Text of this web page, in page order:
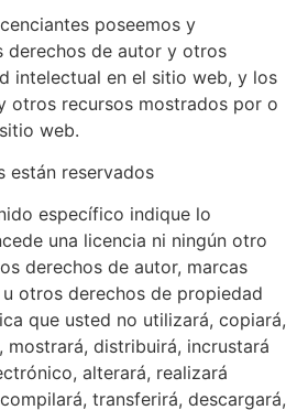
poseemos y
de autor y otros
intelectual en el sitio web, y los
otros recursos mostrados por o
web.
están reservados
específico indique lo
una licencia ni ningún otro
derechos de autor, marcas
otros derechos de propiedad
que usted no utilizará, copiará,
mostrará, distribuirá, incrustará
alterará, realizará
transferirá, descargará,